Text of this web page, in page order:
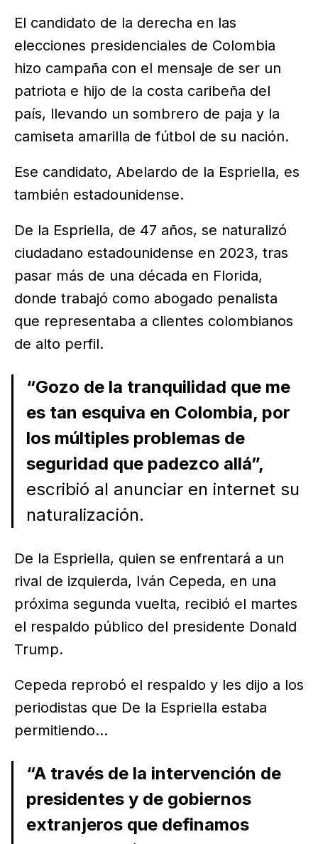
El candidato de la derecha en las
elecciones presidenciales de Colombia
hizo campaña con el mensaje de ser un
patriota e hijo de la costa caribeña del
país, llevando un sombrero de paja y la
camiseta amarilla de fútbol de su nación.
Ese candidato, Abelardo de la Espriella, es
también estadounidense.
De la Espriella, de 47 años, se naturalizó
ciudadano estadounidense en 2023, tras
pasar más de una década en Florida,
donde trabajó como abogado penalista
que representaba a clientes colombianos
de alto perfil.
“Gozo de la tranquilidad que me
es tan esquiva en Colombia, por
los múltiples problemas de
seguridad que padezco allá”,
escribió al anunciar en internet su
naturalización.
De la Espriella, quien se enfrentará a un
rival de izquierda, Iván Cepeda, en una
próxima segunda vuelta, recibió el martes
el respaldo público del presidente Donald
Trump.
Cepeda reprobó el respaldo y les dijo a los
periodistas que De la Espriella estaba
permitiendo...
“A través de la intervención de
presidentes y de gobiernos
extranjeros que definamos